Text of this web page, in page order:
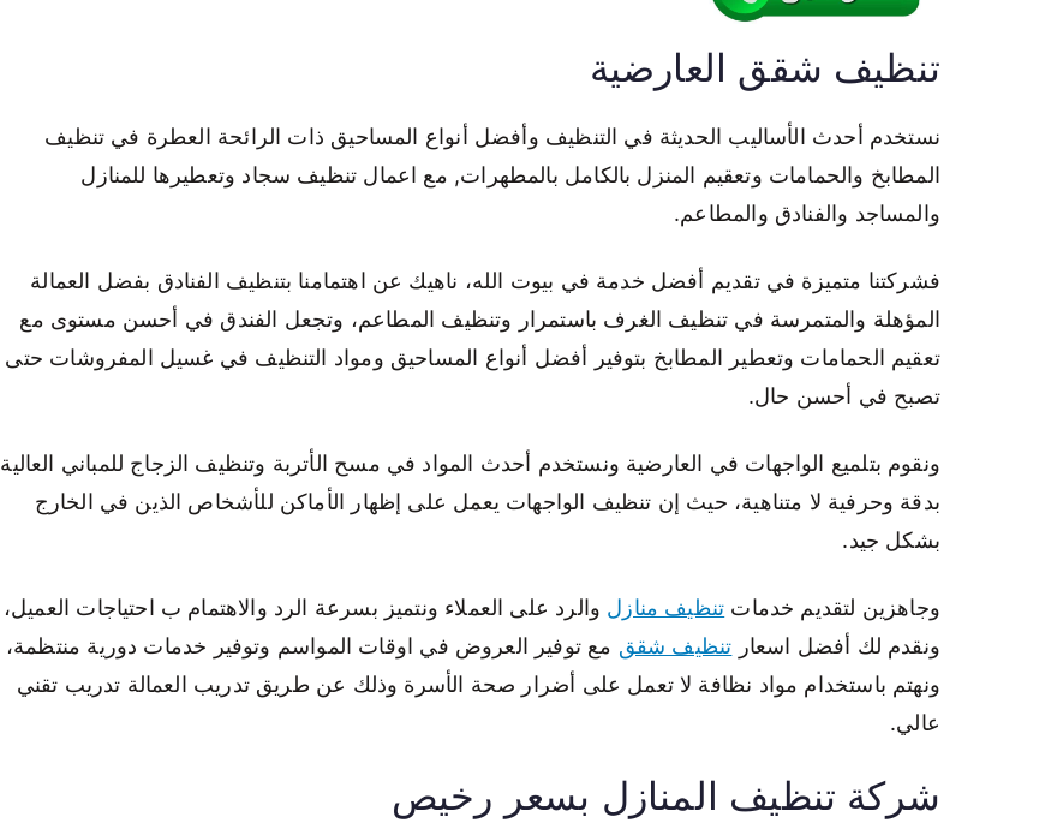
تنظيف شقق العارضية
نستخدم أحدث الأساليب الحديثة في التنظيف وأفضل أنواع المساحيق ذات الرائحة العطرة في تنظيف
المطابخ والحمامات وتعقيم المنزل بالكامل بالمطهرات, مع اعمال تنظيف سجاد وتعطيرها للمنازل
والمساجد والفنادق والمطاعم.
فشركتنا متميزة في تقديم أفضل خدمة في بيوت الله، ناهيك عن اهتمامنا بتنظيف الفنادق بفضل العمالة
المؤهلة والمتمرسة في تنظيف الغرف باستمرار وتنظيف المطاعم، وتجعل الفندق في أحسن مستوى مع
تعقيم الحمامات وتعطير المطابخ بتوفير أفضل أنواع المساحيق ومواد التنظيف في غسيل المفروشات حتى
تصبح في أحسن حال.
ونقوم بتلميع الواجهات في العارضية ونستخدم أحدث المواد في مسح الأتربة وتنظيف الزجاج للمباني العالية
بدقة وحرفية لا متناهية، حيث إن تنظيف الواجهات يعمل على إظهار الأماكن للأشخاص الذين في الخارج
بشكل جيد.
وجاهزين لتقديم خدمات تنظيف منازل والرد على العملاء ونتميز بسرعة الرد والاهتمام ب احتياجات العميل،
ونقدم لك أفضل اسعار تنظيف شقق مع توفير العروض في اوقات المواسم وتوفير خدمات دورية منتظمة،
ونهتم باستخدام مواد نظافة لا تعمل على أضرار صحة الأسرة وذلك عن طريق تدريب العمالة تدريب تقني
عالي.
شركة تنظيف المنازل بسعر رخيص